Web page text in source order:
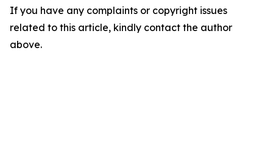
If you have any complaints or copyright issues
related to this article, kindly contact the author
above.